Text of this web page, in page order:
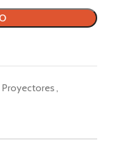
Proyectores,